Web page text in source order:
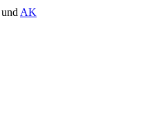
und AK